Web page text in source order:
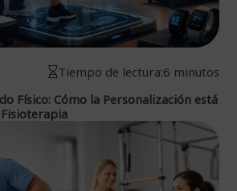
Tiempo de lectura:6 minutos
Físico: Cómo la Personalización está